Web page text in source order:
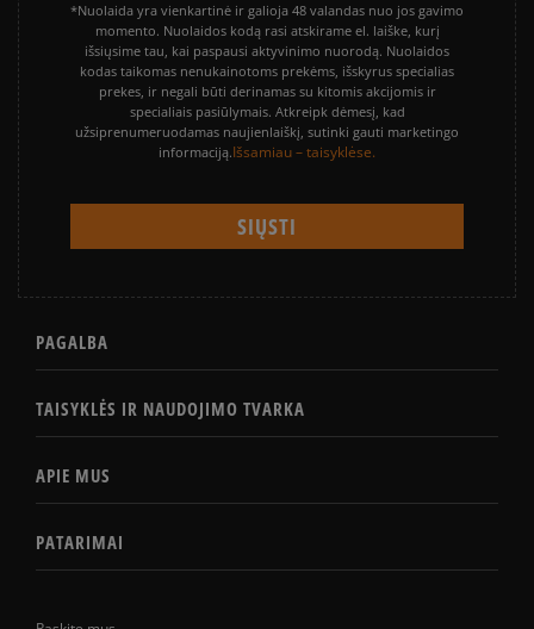
*Nuolaida yra vienkartinė ir galioja 48 valandas nuo jos gavimo
momento. Nuolaidos kodą rasi atskirame el. laiške, kurį
išsiųsime tau, kai paspausi aktyvinimo nuorodą. Nuolaidos
kodas taikomas nenukainotoms prekėms, išskyrus specialias
prekes, ir negali būti derinamas su kitomis akcijomis ir
specialiais pasiūlymais. Atkreipk dėmesį, kad
užsiprenumeruodamas naujienlaiškį, sutinki gauti marketingo
informaciją.Išsamiau – taisyklėse.
PAGALBA
TAISYKLĖS IR NAUDOJIMO TVARKA
APIE MUS
PATARIMAI